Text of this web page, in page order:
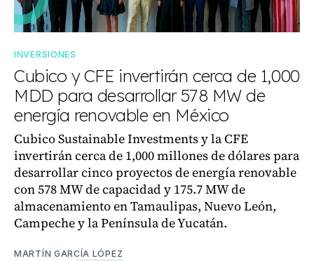
INVERSIONES
Cubico y CFE invertirán cerca de 1,000
MDD para desarrollar 578 MW de
energía renovable en México
Cubico Sustainable Investments y la CFE
invertirán cerca de 1,000 millones de dólares para
desarrollar cinco proyectos de energía renovable
con 578 MW de capacidad y 175.7 MW de
almacenamiento en Tamaulipas, Nuevo León,
Campeche y la Península de Yucatán.
MARTÍN GARCÍA LÓPEZ